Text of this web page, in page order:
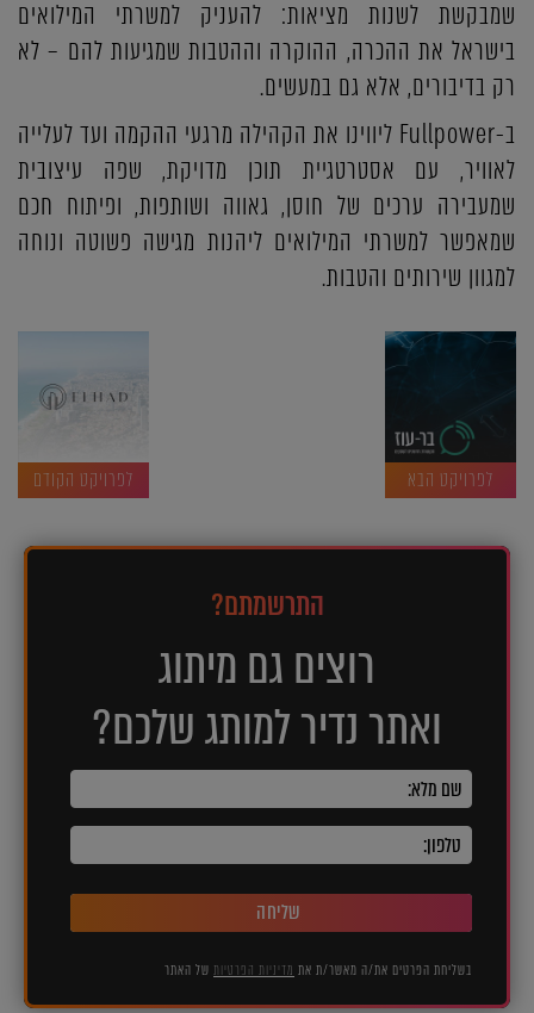
שמבקשת לשנות מציאות: להעניק למשרתי המילואים
בישראל את ההכרה, ההוקרה וההטבות שמגיעות להם – לא
רק בדיבורים, אלא גם במעשים.
ב-Fullpower ליווינו את הקהילה מרגעי ההקמה ועד לעלייה
לאוויר, עם אסטרטגיית תוכן מדויקת, שפה עיצובית
שמעבירה ערכים של חוסן, גאווה ושותפות, ופיתוח חכם
שמאפשר למשרתי המילואים ליהנות מגישה פשוטה ונוחה
למגוון שירותים והטבות.
לפרויקט הבא לפרויקט הקודם
התרשמתם?
רוצים גם מיתוג
ואתר נדיר למותג שלכם?
שליחה
בשליחת הפרטים את/ה מאשר/ת את מדיניות הפרטיות של האתר